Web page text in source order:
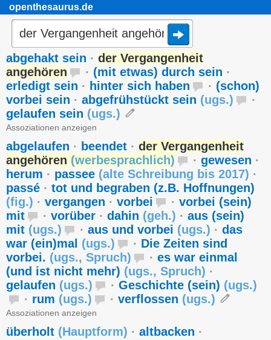
openthesaurus.de
abgehakt sein · der Vergangenheit
angehören
· (mit etwas) durch sein ·
erledigt sein · hinter sich haben · (schon)
vorbei sein · abgefrühstückt sein (ugs.)
·
gelaufen sein (ugs.)
Assoziationen anzeigen
abgelaufen · beendet · der Vergangenheit
angehören (werbesprachlich) · gewesen ·
herum · passee (alte Schreibung bis 2017) ·
passé · tot und begraben (z.B. Hoffnungen)
(fig.) · vergangen · vorbei · vorbei (sein)
mit
· vorüber · dahin (geh.) · aus (sein)
mit (ugs.) · aus und vorbei (ugs.) · das
war (ein)mal (ugs.) · Die Zeiten sind
vorbei. (ugs., Spruch) · es war einmal
(und ist nicht mehr) (ugs., Spruch) ·
gelaufen (ugs.) · Geschichte (sein) (ugs.)
· rum (ugs.) · verflossen (ugs.)
Assoziationen anzeigen
überholt (Hauptform) · altbacken ·